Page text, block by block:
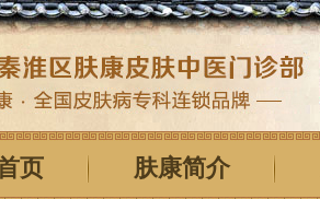
页 肤康简介